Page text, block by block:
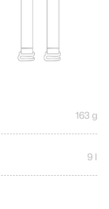
163 g
9 l